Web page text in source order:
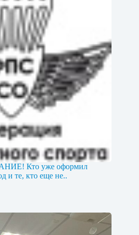
Кто уже оформил
и те, кто еще не..